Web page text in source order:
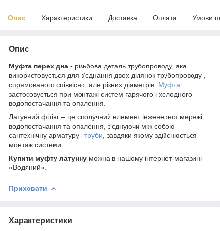
Опис Характеристики Доставка Оплата Умови
Опис
Муфта перехідна - різьбова деталь трубопроводу, яка
використовується для з'єднання двох ділянок трубопроводу ,
спрямованого співвісно, але різних діаметрів. Муфта
застосовується при монтажі систем гарячого і холодного
водопостачання та опалення.
Латунний фітінг – це сполучний елемент інженерної мережі
водопостачання та опалення, з'єднуючи між собою
сантехнічну арматуру і труби , завдяки якому здійснюється
монтаж системи.
Купити муфту латунну можна в нашому інтернет-магазині
«Водяний».
Приховати
Характеристики